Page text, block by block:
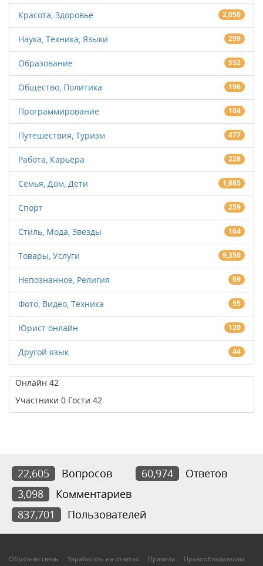
Красота, Здоровье 2,050
Наука, Техника, Языки 299
Образование 552
Общество, Политика 196
Программирование 104
Путешествия, Туризм 477
Работа, Карьера 228
Семья, Дом, Дети 1,885
Спорт 259
Стиль, Мода, Звезды 164
Товары, Услуги 9,350
Непознанное, Религия 69
Фото, Видео, Техника 55
Юрист онлайн 120
Другой язык 44
Онлайн 42
Участники 0 Гости 42
22,605 Вопросов 60,974
Ответов
3,098
Комментариев
837,701
Пользователей
Обратная связь Заработать на ответах Правила Правообладателям